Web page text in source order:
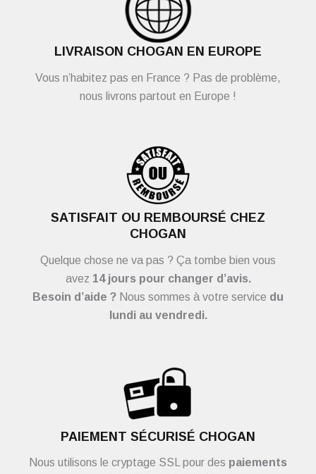
LIVRAISON CHOGAN EN EUROPE
Vous n’habitez pas en France ? Pas de problème,
nous livrons partout en Europe !
SATISFAIT OU REMBOURSÉ CHEZ
CHOGAN
Quelque chose ne va pas ? Ça tombe bien vous
avez 14 jours pour changer d’avis.
Besoin d’aide ? Nous sommes à votre service du
lundi au vendredi.
PAIEMENT SÉCURISÉ CHOGAN
Nous utilisons le cryptage SSL pour des paiements